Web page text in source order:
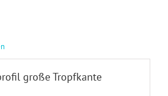
große Tropfkante